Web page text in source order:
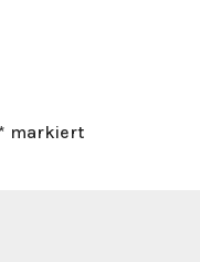
* markiert